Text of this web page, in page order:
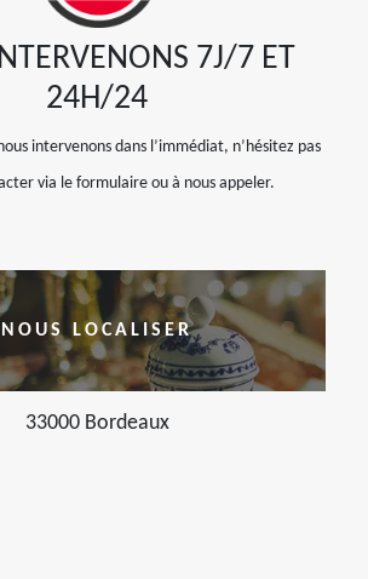
7J/7 ET
24H/24
intervenons dans l’immédiat, n’hésitez pas
via le formulaire ou à nous appeler.
NOUS LOCALISER
33000 Bordeaux